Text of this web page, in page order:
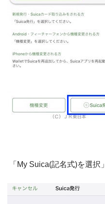
「My Suica(記名式)を選択」